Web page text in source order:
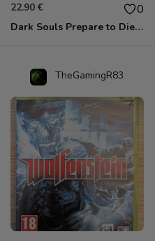
22.90 € 0
Dark Souls Prepare to Die Edition XBOX 360
TheGamingR83